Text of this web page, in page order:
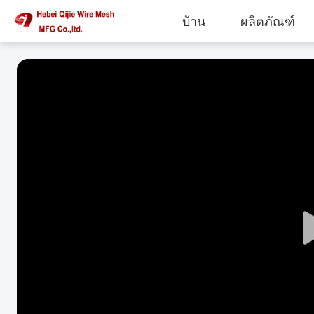
บ้าน ผลิตภัณฑ์